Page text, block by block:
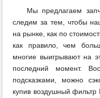
Мы предлагаем
следим за тем, чтобы
на рынке, как по
как правило, чем
многие выигрывают на
последний момент.
подсказками, можно
купив воздушный